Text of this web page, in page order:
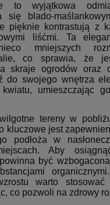
to wyjątkowa
się blado-
pięknie kontrastują z
liśćmi. Ta
mniejszych
co sprawia, że
skraje ogrodów oraz
do swojego wnętrza
kwiatu, umieszczając
tereny w
kluczowe jest
podłoża w
Aby
być
warto stosować
co pozwoli na zdrowy